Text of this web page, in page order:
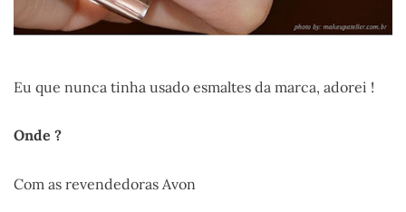
Eu que nunca tinha usado esmaltes da marca, adorei !
Onde ?
Com as revendedoras Avon